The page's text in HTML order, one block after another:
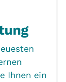
Ihnen ein